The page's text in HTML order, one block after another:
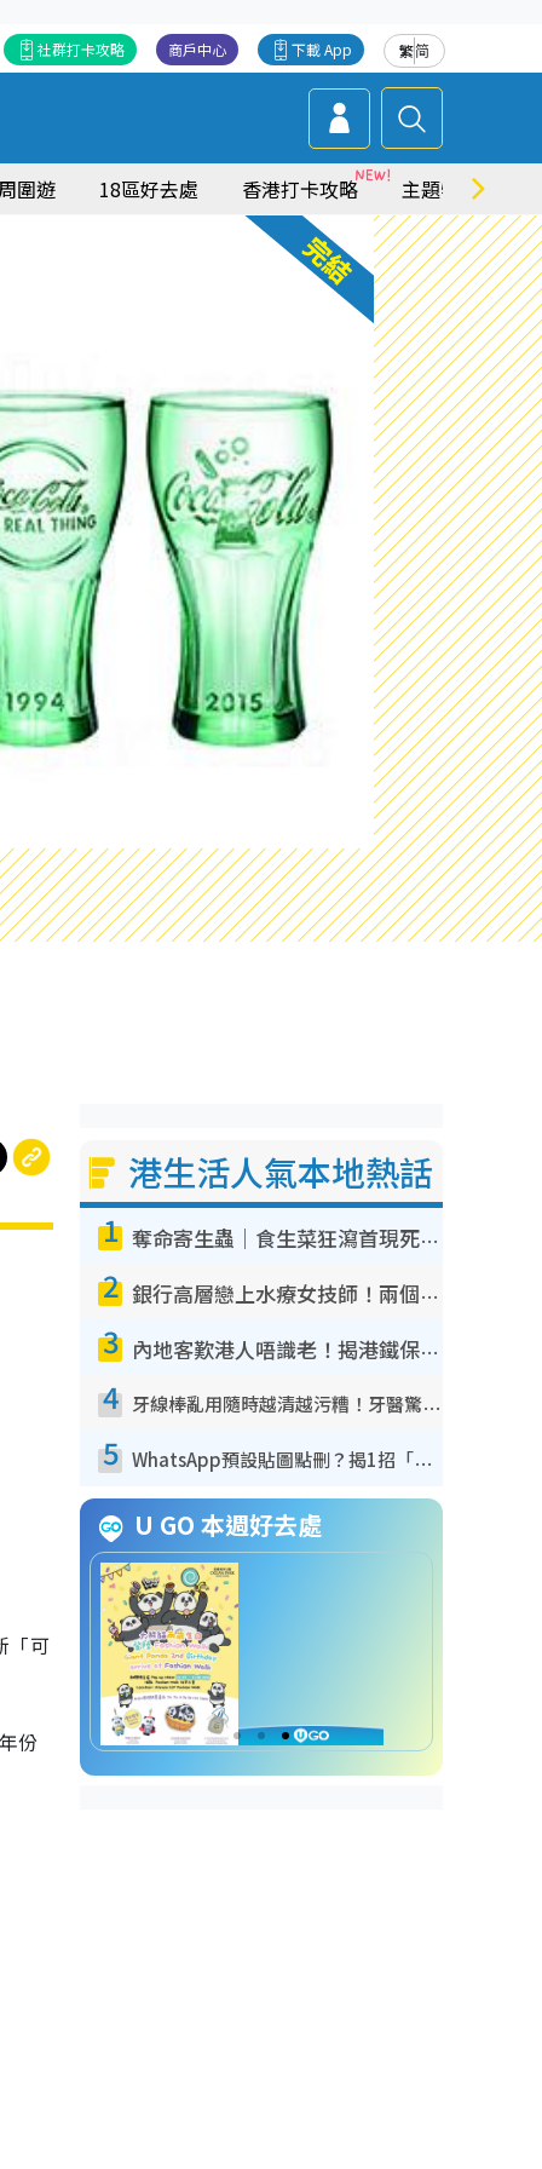
繁简
下載 App
商戶中心
社群打卡攻略
圍遊 18區好去處 香港打卡攻略 主題特集
「可
份
港生活人氣本地熱話
1 奪命寄生蟲｜食生菜狂瀉首現死者！疫潮惡化錄1.8萬宗病例 揭洗菜3大謬誤
2 銀行高層戀上水療女技師！兩個月借128萬驚覺「沉船」沉落火海 揭背後疑似邪教操控賣淫
3 內地客歎港人唔識老！揭港鐵保鮮級冷氣 港人求放過：咪投訴
4 牙線棒亂用隨時越清越污糟！牙醫驚揭盲目過戶細菌恐致蛀牙：呢種先係日常真保養
5 WhatsApp預設貼圖點刪？揭1招「反向操作」還原簡潔介面 附3步實測教學
U GO 本週好去處